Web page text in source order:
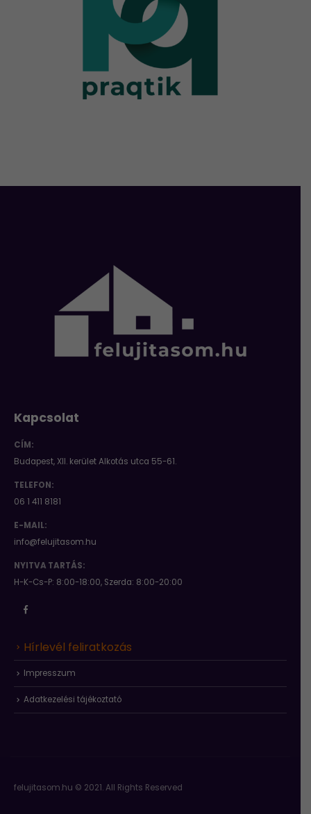
Kapcsolat
CÍM:
Budapest, XII. kerület Alkotás utca 55-61.
TELEFON:
06 1 411 8181
E-MAIL:
info@felujitasom.hu
NYITVA TARTÁS:
H-K-Cs-P: 8:00-18:00, Szerda: 8:00-20:00
Hírlevél feliratkozás
Impresszum
Adatkezelési tájékoztató
felujitasom.hu © 2021. All Rights Reserved